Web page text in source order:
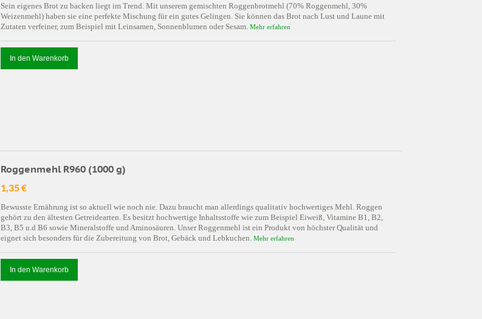
Sein eigenes Brot zu backen liegt im Trend. Mit unserem gemischten Roggenbrotmehl (70% Roggenmehl, 30%
Weizenmehl) haben sie eine perfekte Mischung für ein gutes Gelingen. Sie können das Brot nach Lust und Laune mit
Zutaten verfeiner, zum Beispiel mit Leinsamen, Sonnenblumen oder Sesam. Mehr erfahren
In den Warenkorb
Roggenmehl R960 (1000 g)
1,35 €
Bewusste Ernährung ist so aktuell wie noch nie. Dazu braucht man allerdings qualitativ hochwertiges Mehl. Roggen
gehört zu den ältesten Getreidearten. Es besitzt hochwertige Inhaltsstoffe wie zum Beispiel Eiweiß, Vitamine B1, B2,
B3, B5 u.d B6 sowie Mineralstoffe und Aminosäuren. Unser Roggenmehl ist ein Produkt von höchster Qualität und
eignet sich besonders für die Zubereitung von Brot, Gebäck und Lebkuchen. Mehr erfahren
In den Warenkorb